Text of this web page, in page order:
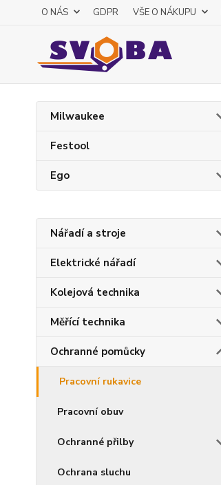
O NÁS GDPR VŠE O NÁKUPU
Milwaukee
Festool
Ego
Nářadí a stroje
Elektrické nářadí
Kolejová technika
Měřící technika
Ochranné pomůcky
Pracovní rukavice
Pracovní obuv
Ochranné přilby
Ochrana sluchu